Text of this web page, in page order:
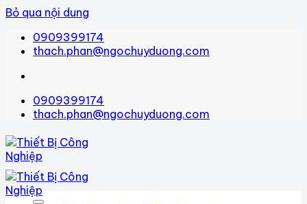
Bỏ qua nội dung
0909399174
thach.phan@ngochuyduong.com
0909399174
thach.phan@ngochuyduong.com